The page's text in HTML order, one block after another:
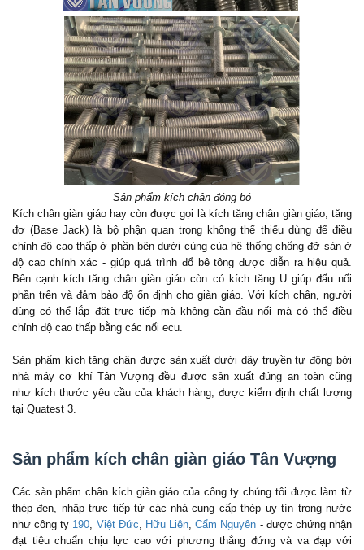
Sản phẩm kích chân đóng bó
Kích chân giàn giáo hay còn được gọi là kích tăng chân giàn giáo, tăng
đơ (Base Jack) là bộ phận quan trọng không thể thiếu dùng để điều
chỉnh độ cao thấp ở phần bên dưới cùng của hệ thống chống đỡ sàn ở
độ cao chính xác - giúp quá trình đổ bê tông được diễn ra hiệu quả.
Bên cạnh kích tăng chân giàn giáo còn có kích tăng U giúp đấu nối
phần trên và đảm bảo độ ổn định cho giàn giáo. Với kích chân, người
dùng có thể lắp đặt trực tiếp mà không cần đầu nối mà có thể điều
chỉnh độ cao thấp bằng các nối ecu.
Sản phẩm kích tăng chân được sản xuất dưới dây truyền tự động bởi
nhà máy cơ khí Tân Vượng đều được sản xuất đúng an toàn cũng
như kích thước yêu cầu của khách hàng, được kiểm định chất lượng
tại Quatest 3.
Sản phẩm kích chân giàn giáo Tân Vượng
Các sàn phẩm chân kích giàn giáo của công ty chúng tôi được làm từ
thép đen, nhập trực tiếp từ các nhà cung cấp thép uy tín trong nước
như công ty 190, Việt Đức, Hữu Liên,Cẩm Nguyên - được chứng nhận
đạt tiêu chuẩn chịu lực cao với phương thẳng đứng và va đạp với